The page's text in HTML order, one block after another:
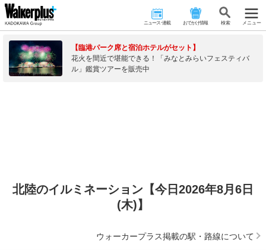
ニュース･連載 おでかけ情報 検 索 メニュー
【臨港パーク席と宿泊ホテルがセット】
花火を間近で堪能できる！「みなとみらいフェスティバ
ル」鑑賞ツアーを販売中
北陸のイルミネーション【今日2026年8月6日
(木)】
ウォーカープラス掲載の駅・路線について